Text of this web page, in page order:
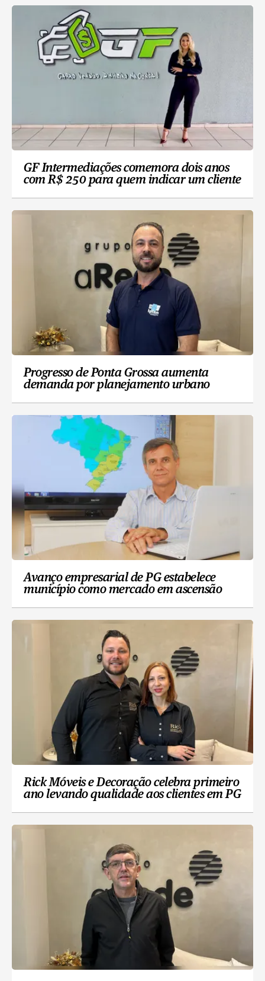
GF Intermediações comemora dois anos
com R$ 250 para quem indicar um cliente
Progresso de Ponta Grossa aumenta
demanda por planejamento urbano
Avanço empresarial de PG estabelece
município como mercado em ascensão
Rick Móveis e Decoração celebra primeiro
ano levando qualidade aos clientes em PG